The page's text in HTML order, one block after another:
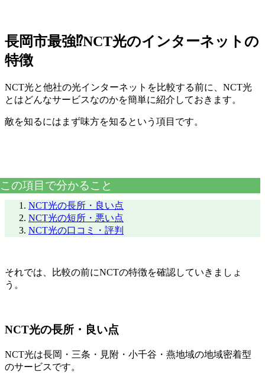
長岡市最強⁉NCT光のインターネットの
特徴
NCT光と他社の光インターネットを比較する前に、NCT光
とはどんなサービスなのかを簡単に紹介しておきます。
敵を知るにはまず味方を知るという項目です。
この項目で分かること
NCT光の長所・良い点
NCT光の短所・悪い点
NCT光の口コミ・評判
それでは、比較の前にNCTの特徴を確認していきましょ
う。
NCT光の長所・良い点
NCT光は長岡・三条・見附・小千谷・燕地域の地域密着型
のサービスです。